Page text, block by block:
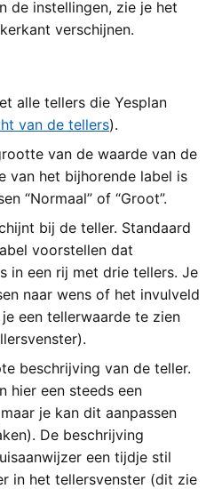
de instellingen, zie je het
verschijnen.
alle tellers die Yesplan
van de tellers).
van de waarde van de
van het bijhorende label is
“Normaal” of “Groot”.
bij de teller. Standaard
voorstellen dat
in een rij met drie tellers. Je
naar wens of het invulveld
een tellerwaarde te zien
beschrijving van de teller.
hier een steeds een
je kan dit aanpassen
De beschrijving
een tijdje stil
in het tellersvenster (dit zie